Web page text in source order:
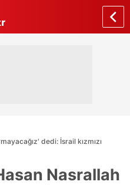
dedi: İsrail kızmızı
Nasrallah